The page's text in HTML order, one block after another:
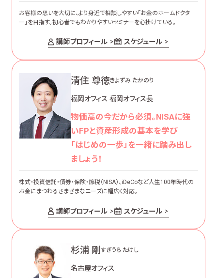
お客様の思いを大切に、より身近で相談しやすい「お金のホームドクタ
ー」を目指す。初心者でもわかりやすいセミナーを心掛けている。
講師プロフィール スケジュール
清住 尊徳きよずみ たかのり
福岡オフィス 福岡オフィス長
物価高の今だから必須。NISAに強
いFPと資産形成の基本を学び
「はじめの一歩」を一緒に踏み出し
ましょう！
株式・投資信託・債券・保険・節税（NISA）、iDeCoなど人生100年時代の
お金にまつわるさまざまなニーズに幅広く対応。
講師プロフィール スケジュール
杉浦 剛 すぎうら たけし
名古屋オフィス